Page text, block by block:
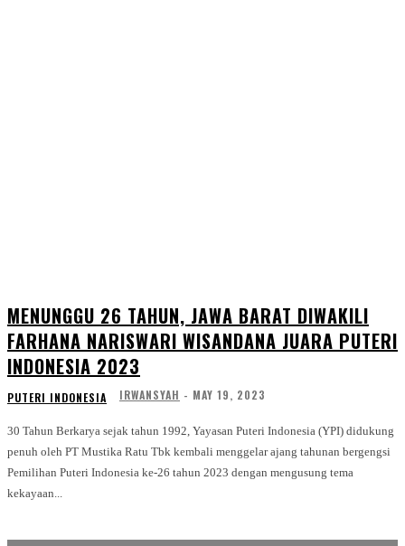
MENUNGGU 26 TAHUN, JAWA BARAT DIWAKILI
FARHANA NARISWARI WISANDANA JUARA PUTERI
INDONESIA 2023
PUTERI INDONESIA IRWANSYAH - MAY 19, 2023
30 Tahun Berkarya sejak tahun 1992, Yayasan Puteri Indonesia (YPI) didukung
penuh oleh PT Mustika Ratu Tbk kembali menggelar ajang tahunan bergengsi
Pemilihan Puteri Indonesia ke-26 tahun 2023 dengan mengusung tema
kekayaan...